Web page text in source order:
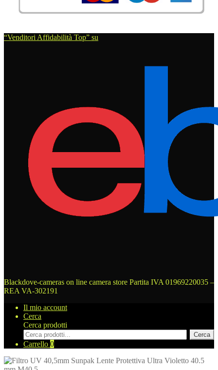
“Venditori Affidabilità Top” su
Blackdove-cameras on line camera store Partita IVA 01969220035 –
REA VA-302191
Il mio account
Cerca
Cerca prodotti
Cerca
Carrello 0